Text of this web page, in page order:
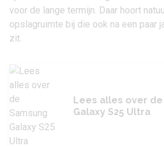
voor de lange termijn. Daar hoort
opslagruimte bij die ook na een paar
zit.
Lees alles over
Galaxy S25 Ultra